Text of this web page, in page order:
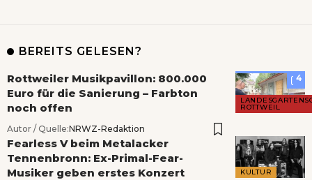
BEREITS GELESEN?
4
ROTTWEIL
Rottweiler Musikpavillon: 800.000
Euro für die Sanierung – Farbton
noch offen
Autor / Quelle:NRWZ-Redaktion
KULTUR
Fearless V beim Metalacker
Tennenbronn: Ex-Primal-Fear-
Musiker geben erstes Konzert